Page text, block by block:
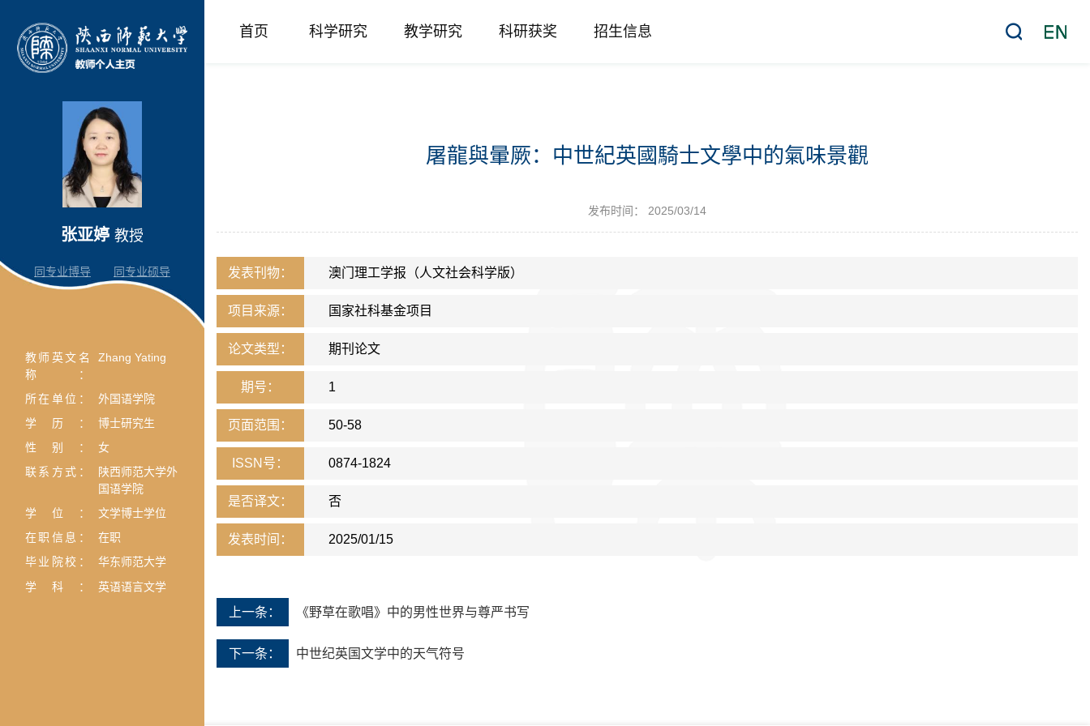
首页 科学研究 教学研究 科研获奖 招生信息
张亚婷 教授
同专业博导 同专业硕导
教师英文名
称：
Zhang Yating
所在单位：
外国语学院
学历：
博士研究生
性别：
女
联系方式：
陕西师范大学外
国语学院
学位：
文学博士学位
在职信息：
在职
毕业院校：
华东师范大学
学科：
英语语言文学
屠龍與暈厥：中世紀英國騎士文學中的氣味景觀
发布时间： 2025/03/14
发表刊物： 澳门理工学报（人文社会科学版）
项目来源： 国家社科基金项目
论文类型： 期刊论文
期号： 1
页面范围： 50-58
ISSN号： 0874-1824
是否译文： 否
发表时间： 2025/01/15
上一条： 《野草在歌唱》中的男性世界与尊严书写
下一条： 中世纪英国文学中的天气符号